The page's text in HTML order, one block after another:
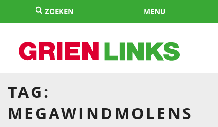
springen
ZOEKEN MENU
TAG:
MEGAWINDMOLENS